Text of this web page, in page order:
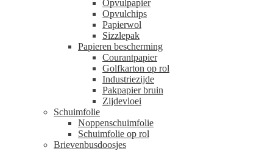
Opvulpapier
Opvulchips
Papierwol
Sizzlepak
Papieren bescherming
Courantpapier
Golfkarton op rol
Industriezijde
Pakpapier bruin
Zijdevloei
Schuimfolie
Noppenschuimfolie
Schuimfolie op rol
Brievenbusdoosjes